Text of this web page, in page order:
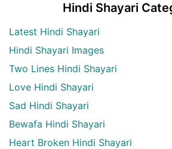
Hindi Shayari
Latest Hindi Shayari
Hindi Shayari Images
Two Lines Hindi Shayari
Love Hindi Shayari
Sad Hindi Shayari
Bewafa Hindi Shayari
Heart Broken Hindi Shayari